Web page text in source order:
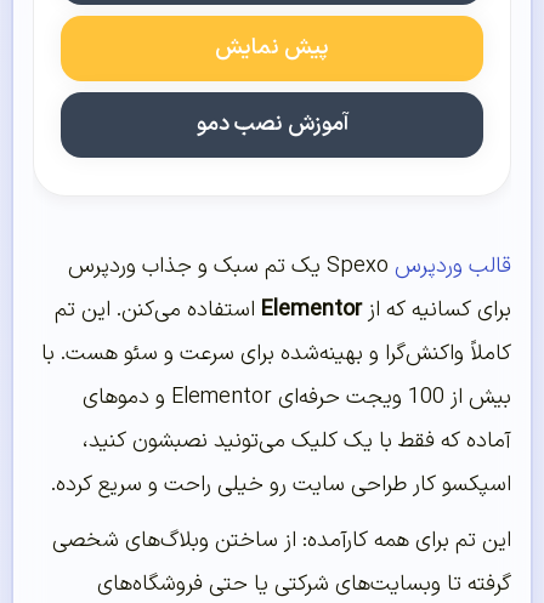
پیش نمایش
آموزش نصب دمو
قالب وردپرس
Spexo یک تم سبک و جذاب وردپرس
برای کسانیه که ازElementor استفاده می‌کنن. این تم
کاملاً واکنش‌گرا و بهینه‌شده برای سرعت و سئو هست. با
بیش از 100 ویجت حرفه‌ای Elementor و دموهای
آماده که فقط با یک کلیک می‌تونید نصبشون کنید،
اسپکسو کار طراحی سایت رو خیلی راحت و سریع کرده.
این تم برای همه کارآمده: از ساختن وبلاگ‌های شخصی
گرفته تا وبسایت‌های شرکتی یا حتی فروشگاه‌های